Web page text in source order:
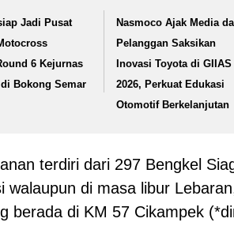
Jadi Pusat
6 Kejurnas
Bokong Semar
Nasmoco Ajak Media
Pelanggan Saksikan
Inovasi Toyota di GIIAS
2026, Perkuat Edukasi
Otomotif Berkelanjutan
terdiri dari 297 Bengkel
walaupun di masa libur
berada di KM 57 Cikampek